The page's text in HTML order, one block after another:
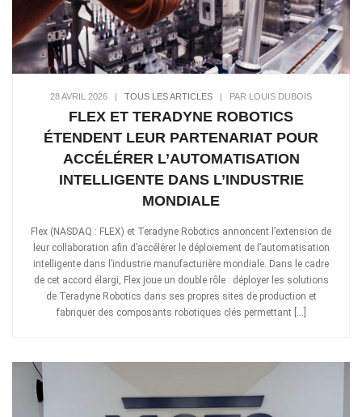
28 AVRIL 2026 | TOUS LES ARTICLES | PAR LOUIS DUBOIS
FLEX ET TERADYNE ROBOTICS
ÉTENDENT LEUR PARTENARIAT POUR
ACCÉLÉRER L’AUTOMATISATION
INTELLIGENTE DANS L’INDUSTRIE
MONDIALE
Flex (NASDAQ : FLEX) et Teradyne Robotics annoncent l’extension de
leur collaboration afin d’accélérer le déploiement de l’automatisation
intelligente dans l’industrie manufacturière mondiale. Dans le cadre
de cet accord élargi, Flex joue un double rôle : déployer les solutions
de Teradyne Robotics dans ses propres sites de production et
fabriquer des composants robotiques clés permettant […]